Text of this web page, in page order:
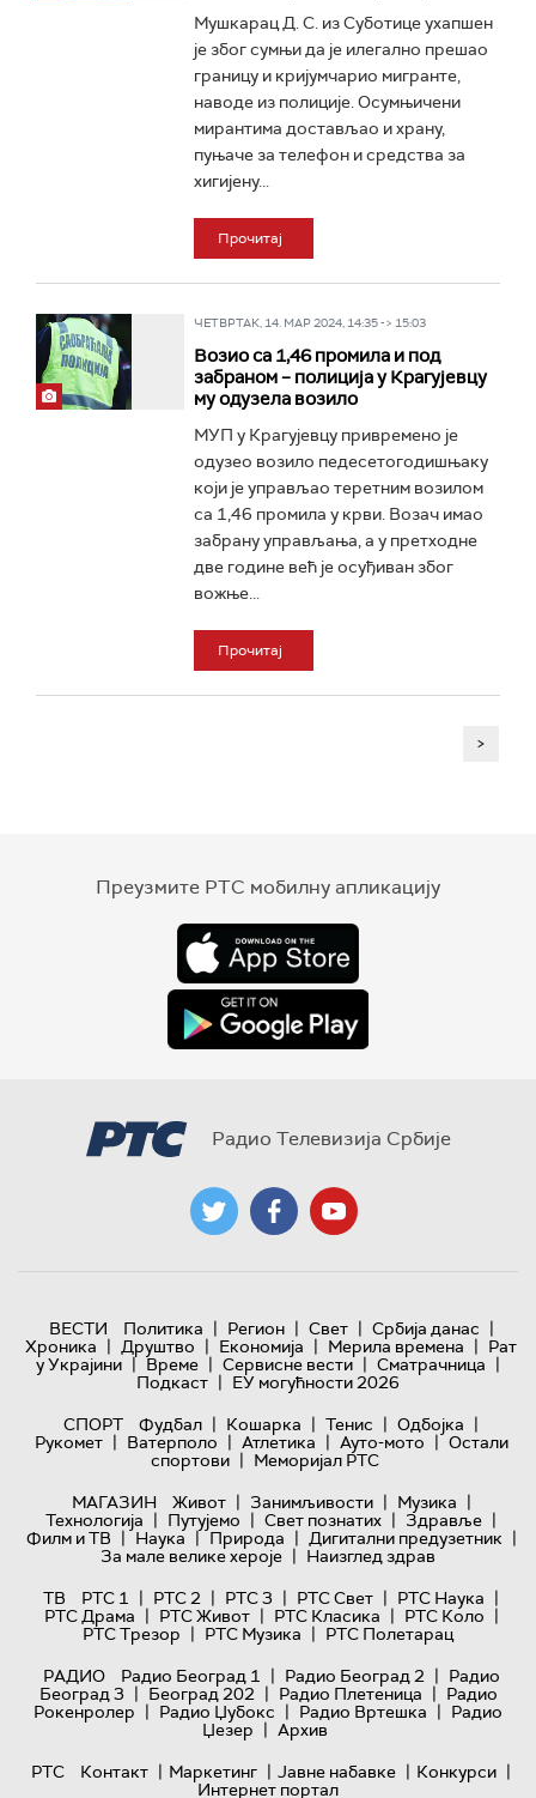
Мушкарац Д. С. из Суботице ухапшен
је због сумњи да је илегално прешао
границу и кријумчарио мигранте,
наводе из полиције. Осумњичени
мирантима достављао и храну,
пуњаче за телефон и средства за
хигијену...
Прочитај
ЧЕТВРТАК, 14. МАР 2024, 14:35 -> 15:03
Возио са 1,46 промила и под
забраном – полиција у Крагујевцу
му одузела возило
МУП у Крагујевцу привремено је
одузео возило педесетогодишњаку
који је управљао теретним возилом
са 1,46 промила у крви. Возач имао
забрану управљања, а у претходне
две године већ је осуђиван због
вожње...
Прочитај
>
Преузмите РТС мобилну апликацију
Радио Телевизија Србије
ВЕСТИ Политика | Регион | Свет | Србија данас |
Хроника | Друштво | Економија | Мерила времена | Рат
у Украјини | Време | Сервисне вести | Сматрачница |
Подкаст | ЕУ могућности 2026
СПОРТ
Фудбал | Кошарка | Тенис | Одбојка |
Рукомет | Ватерполо | Атлетика | Ауто-мото | Остали
спортови | Меморијал РТС
МАГАЗИН
Живот | Занимљивости | Музика |
Технологијa | Путујемо | Свет познатих | Здравље |
Филм и ТВ | Наука | Природа | Дигитални предузетник |
За мале велике хероје | Наизглед здрав
ТВ
РТС 1 | РТС 2 | РТС 3 | РТС Свет | РТС Наука |
РТС Драма | РТС Живот | РТС Класика | РТС Коло |
РТС Трезор | РТС Музика | РТС Полетарац
РАДИО
Радио Београд 1 | Радио Београд 2 | Радио
Београд 3 | Београд 202 | Радио Плетеница | Радио
Рокенролер | Радио Џубокс | Радио Вртешка | Радио
Џезер | Архив
РТС
Контакт | Маркетинг | Јавне набавке | Конкурси |
Интернет портал